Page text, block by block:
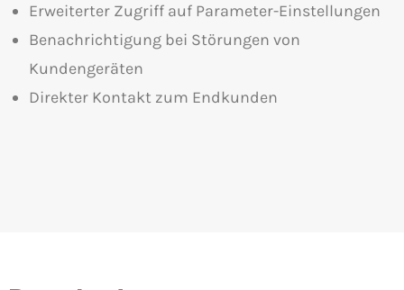
Erweiterter Zugriff auf Parameter-Einstellungen
Benachrichtigung bei Störungen von
Kundengeräten
Direkter Kontakt zum Endkunden